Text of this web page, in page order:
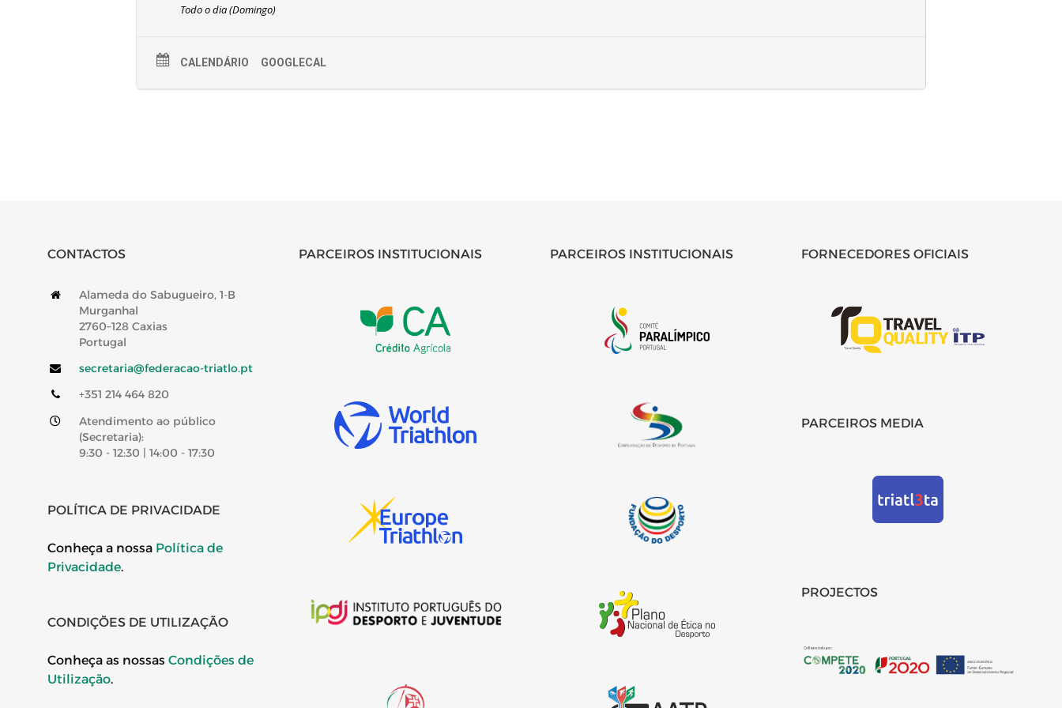
Todo o dia (Domingo)
CALENDÁRIO GOOGLECAL
CONTACTOS
Alameda do Sabugueiro, 1-B
Murganhal
2760–128 Caxias
Portugal
secretaria@federacao-triatlo.pt
+351 214 464 820
Atendimento ao público
(Secretaria):
9:30 - 12:30 | 14:00 - 17:30
POLÍTICA DE PRIVACIDADE
Conheça a nossa Política de
Privacidade.
CONDIÇÕES DE UTILIZAÇÃO
Conheça as nossas Condições de
Utilização.
PARCEIROS INSTITUCIONAIS PARCEIROS INSTITUCIONAIS FORNECEDORES OFICIAIS
PARCEIROS MEDIA
PROJECTOS